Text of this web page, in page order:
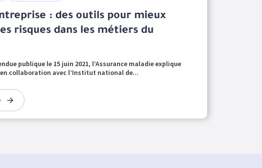
: des outils pour mieux
risques dans les métiers du
publique le 15 juin 2021, l’Assurance maladie explique
en collaboration avec l’Institut national de...